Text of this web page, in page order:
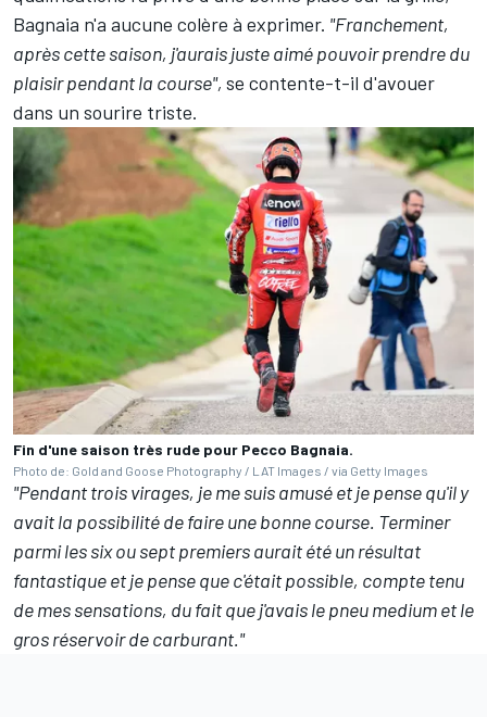
Bagnaia n'a aucune colère à exprimer. "Franchement,
après cette saison, j'aurais juste aimé pouvoir prendre du
plaisir pendant la course", se contente-t-il d'avouer
dans un sourire triste.
Fin d'une saison très rude pour Pecco Bagnaia.
Photo de: Gold and Goose Photography / LAT Images / via Getty Images
"Pendant trois virages, je me suis amusé et je pense qu'il y
avait la possibilité de faire une bonne course. Terminer
parmi les six ou sept premiers aurait été un résultat
fantastique et je pense que c'était possible, compte tenu
de mes sensations, du fait que j'avais le pneu medium et le
gros réservoir de carburant."